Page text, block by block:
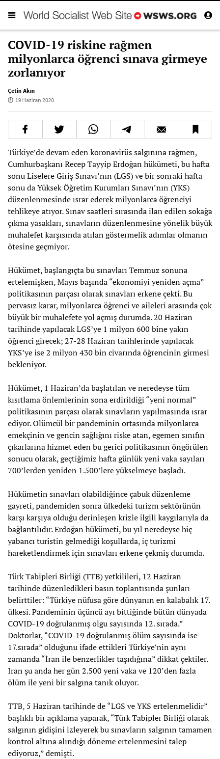
COVID-19 riskine rağmen
milyonlarca öğrenci sınava girmeye
zorlanıyor
Çetin Akın
19 Haziran 2020
Türkiye’de devam eden koronavirüs salgınına rağmen,
Cumhurbaşkanı Recep Tayyip Erdoğan hükümeti, bu hafta
sonu Liselere Giriş Sınavı’nın (LGS) ve bir sonraki hafta
sonu da Yüksek Öğretim Kurumları Sınavı’nın (YKS)
düzenlenmesinde ısrar ederek milyonlarca öğrenciyi
tehlikeye atıyor. Sınav saatleri sırasında ilan edilen sokağa
çıkma yasakları, sınavların düzenlenmesine yönelik büyük
muhalefet karşısında atılan göstermelik adımlar olmanın
ötesine geçmiyor.
Hükümet, başlangıçta bu sınavları Temmuz sonuna
ertelemişken, Mayıs başında “ekonomiyi yeniden açma”
politikasının parçası olarak sınavları erkene çekti. Bu
pervasız karar, milyonlarca öğrenci ve aileleri arasında çok
büyük bir muhalefete yol açmış durumda. 20 Haziran
tarihinde yapılacak LGS’ye 1 milyon 600 bine yakın
öğrenci girecek; 27-28 Haziran tarihlerinde yapılacak
YKS’ye ise 2 milyon 430 bin civarında öğrencinin girmesi
bekleniyor.
Hükümet, 1 Haziran’da başlatılan ve neredeyse tüm
kısıtlama önlemlerinin sona erdirildiği “yeni normal”
politikasının parçası olarak sınavların yapılmasında ısrar
ediyor. Ölümcül bir pandeminin ortasında milyonlarca
emekçinin ve gencin sağlığını riske atan, egemen sınıfın
çıkarlarına hizmet eden bu gerici politikasının öngörülen
sonucu olarak, geçtiğimiz hafta günlük yeni vaka sayıları
700’lerden yeniden 1.500’lere yükselmeye başladı.
Hükümetin sınavları olabildiğince çabuk düzenleme
gayreti, pandemiden sonra ülkedeki turizm sektörünün
karşı karşıya olduğu derinleşen krizle ilgili kaygılarıyla da
bağlantılıdır. Erdoğan hükümeti, bu yıl neredeyse hiç
yabancı turistin gelmediği koşullarda, iç turizmi
hareketlendirmek için sınavları erkene çekmiş durumda.
Türk Tabipleri Birliği (TTB) yetkilileri, 12 Haziran
tarihinde düzenledikleri basın toplantısında şunları
belirttiler: “Türkiye nüfusa göre dünyanın en kalabalık 17.
ülkesi. Pandeminin üçüncü ayı bittiğinde bütün dünyada
COVID-19 doğrulanmış olgu sayısında 12. sırada.”
Doktorlar, “COVID-19 doğrulanmış ölüm sayısında ise
17.sırada” olduğunu ifade ettikleri Türkiye’nin aynı
zamanda “İran ile benzerlikler taşıdığına” dikkat çektiler.
İran şu anda her gün 2.500 yeni vaka ve 120’den fazla
ölüm ile yeni bir salgına tanık oluyor.
TTB, 5 Haziran tarihinde de “LGS ve YKS ertelenmelidir”
başlıklı bir açıklama yaparak, “Türk Tabipler Birliği olarak
salgının gidişini izleyerek bu sınavların salgının tamamen
kontrol altına alındığı döneme ertelenmesini talep
ediyoruz,” demişti.